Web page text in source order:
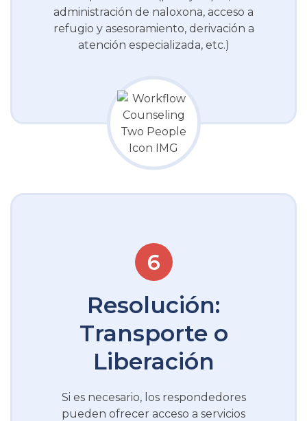
administración de naloxona, acceso a
refugio y asesoramiento, derivación a
atención especializada, etc.)
Resolución:
Transporte o
Liberación
Si es necesario, los respondedores
pueden ofrecer acceso a servicios